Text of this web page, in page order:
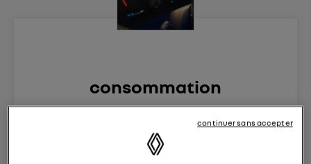
consommation
12:51
Véhicules RENAULT
continuer sans accepter